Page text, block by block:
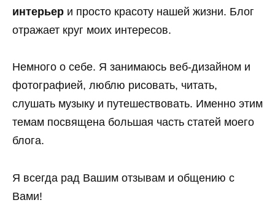
интерьер и просто красоту нашей жизни. Блог
отражает круг моих интересов.
Немного о себе. Я занимаюсь веб-дизайном и
фотографией, люблю рисовать, читать,
слушать музыку и путешествовать. Именно этим
темам посвящена большая часть статей моего
блога.
Я всегда рад Вашим отзывам и общению с
Вами!